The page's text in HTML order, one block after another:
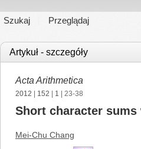
Szukaj Przeglądaj
Artykuł - szczegóły
Acta Arithmetica
2012 152 1 | 23-38
Short character
Mei-Chu Chang